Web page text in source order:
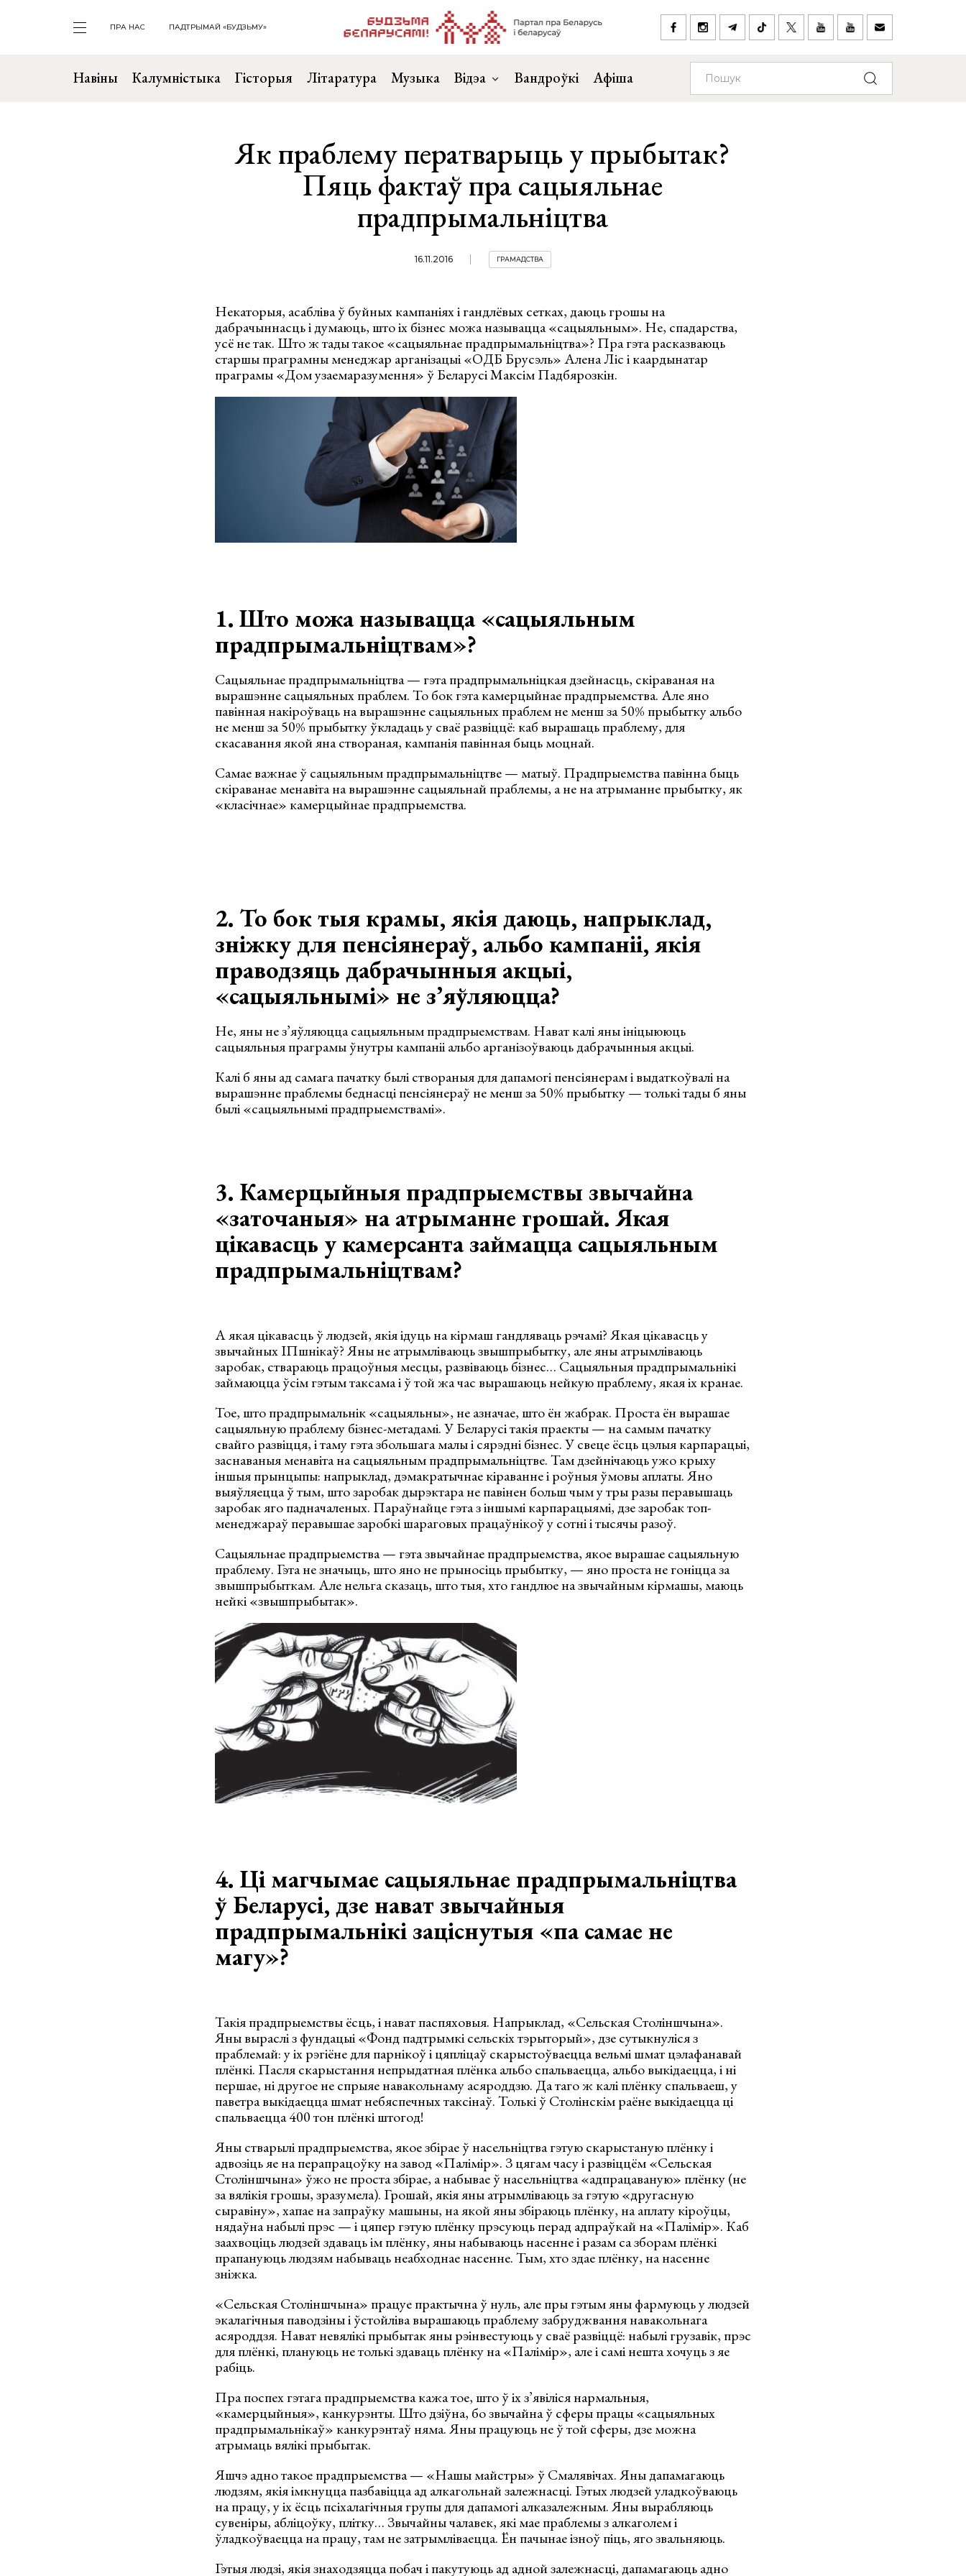
ПРА НАС ПАДТРЫМАЙ «БУДЗЬМУ»
Навіны Калумністыка Гісторыя Літаратура Музыка Відэа Вандроўкі Афіша
Як праблему ператварыць у прыбытак?
Пяць фактаў пра сацыяльнае
прадпрымальніцтва
16.11.2016 ГРАМАДСТВА
Некаторыя, асабліва ў буйных кампаніях і гандлёвых сетках, даюць грошы на
дабрачыннасць і думаюць, што іх бізнес можа называцца «сацыяльным». Не, спадарства,
усё не так. Што ж тады такое «сацыяльнае прадпрымальніцтва»? Пра гэта расказваюць
старшы праграмны менеджар арганізацыі «ОДБ Брусэль» Алена Ліс і каардынатар
праграмы «Дом узаемаразумення» ў Беларусі Максім Падбярозкін.
1. Што можа называцца «сацыяльным
прадпрымальніцтвам»?
Сацыяльнае прадпрымальніцтва — гэта прадпрымальніцкая дзейнасць, скіраваная на
вырашэнне сацыяльных праблем. То бок гэта камерцыйнае прадпрыемства. Але яно
павінная накіроўваць на вырашэнне сацыяльных праблем не менш за 50% прыбытку альбо
не менш за 50% прыбытку ўкладаць у сваё развіццё: каб вырашаць праблему, для
скасавання якой яна створаная, кампанія павінная быць моцнай.
Самае важнае ў сацыяльным прадпрымальніцтве — матыў. Прадпрыемства павінна быць
скіраванае менавіта на вырашэнне сацыяльнай праблемы, а не на атрыманне прыбытку, як
«класічнае» камерцыйнае прадпрыемства.
2. То бок тыя крамы, якія даюць, напрыклад,
зніжку для пенсіянераў, альбо кампаніі, якія
праводзяць дабрачынныя акцыі,
«сацыяльнымі» не з’яўляюцца?
Не, яны не з’яўляюцца сацыяльным прадпрыемствам. Нават калі яны ініцыююць
сацыяльныя праграмы ўнутры кампаніі альбо арганізоўваюць дабрачынныя акцыі.
Калі б яны ад самага пачатку былі створаныя для дапамогі пенсіянерам і выдаткоўвалі на
вырашэнне праблемы беднасці пенсіянераў не менш за 50% прыбытку — толькі тады б яны
былі «сацыяльнымі прадпрыемствамі».
3. Камерцыйныя прадпрыемствы звычайна
«заточаныя» на атрыманне грошай. Якая
цікавасць у камерсанта займацца сацыяльным
прадпрымальніцтвам?
А якая цікавасць ў людзей, якія ідуць на кірмаш гандляваць рэчамі? Якая цікавасць у
звычайных ІПшнікаў? Яны не атрымліваюць звышпрыбытку, але яны атрымліваюць
заробак, ствараюць працоўныя месцы, развіваюць бізнес… Сацыяльныя прадпрымальнікі
займаюцца ўсім гэтым таксама і ў той жа час вырашаюць нейкую праблему, якая іх кранае.
Тое, што прадпрымальнік «сацыяльны», не азначае, што ён жабрак. Проста ён вырашае
сацыяльную праблему бізнес-метадамі. У Беларусі такія праекты — на самым пачатку
свайго развіцця, і таму гэта збольшага малы і сярэдні бізнес. У свеце ёсць цэлыя карпарацыі,
заснаваныя менавіта на сацыяльным прадпрымальніцтве. Там дзейнічаюць ужо крыху
іншыя прынцыпы: напрыклад, дэмакратычнае кіраванне і роўныя ўмовы аплаты. Яно
выяўляецца ў тым, што заробак дырэктара не павінен больш чым у тры разы перавышаць
заробак яго падначаленых. Параўнайце гэта з іншымі карпарацыямі, дзе заробак топ-
менеджараў перавышае заробкі шараговых працаўнікоў у сотні і тысячы разоў.
Сацыяльнае прадпрыемства — гэта звычайнае прадпрыемства, якое вырашае сацыяльную
праблему. Гэта не значыць, што яно не прыносіць прыбытку, — яно проста не гоніцца за
звышпрыбыткам. Але нельга сказаць, што тыя, хто гандлюе на звычайным кірмашы, маюць
нейкі «звышпрыбытак».
4. Ці магчымае сацыяльнае прадпрымальніцтва
ў Беларусі, дзе нават звычайныя
прадпрымальнікі заціснутыя «па самае не
магу»?
Такія прадпрыемствы ёсць, і нават паспяховыя. Напрыклад, «Сельская Століншчына».
Яны выраслі з фундацыі «Фонд падтрымкі сельскіх тэрыторый», дзе сутыкнуліся з
праблемай: у іх рэгіёне для парнікоў і цяпліцаў скарыстоўваецца вельмі шмат цэлафанавай
плёнкі. Пасля скарыстання непрыдатная плёнка альбо спальваецца, альбо выкідаецца, і ні
першае, ні другое не спрыяе навакольнаму асяроддзю. Да таго ж калі плёнку спальваеш, у
паветра выкідаецца шмат небяспечных таксінаў. Толькі ў Столінскім раёне выкідаецца ці
спальваецца 400 тон плёнкі штогод!
Яны стварылі прадпрыемства, якое збірае ў насельніцтва гэтую скарыстаную плёнку і
адвозіць яе на перапрацоўку на завод «Палімір». З цягам часу і развіццём «Сельская
Століншчына» ўжо не проста збірае, а набывае ў насельніцтва «адпрацаваную» плёнку (не
за вялікія грошы, зразумела). Грошай, якія яны атрымліваюць за гэтую «другасную
сыравіну», хапае на запраўку машыны, на якой яны збіраюць плёнку, на аплату кіроўцы,
нядаўна набылі прэс — і цяпер гэтую плёнку прэсуюць перад адпраўкай на «Палімір». Каб
заахвоціць людзей здаваць ім плёнку, яны набываюць насенне і разам са зборам плёнкі
прапануюць людзям набываць неабходнае насенне. Тым, хто здае плёнку, на насенне
зніжка.
«Сельская Століншчына» працуе практычна ў нуль, але пры гэтым яны фармуюць у людзей
экалагічныя паводзіны і ўстойліва вырашаюць праблему забруджвання навакольнага
асяроддзя. Нават невялікі прыбытак яны рэінвестуюць у сваё развіццё: набылі грузавік, прэс
для плёнкі, плануюць не толькі здаваць плёнку на «Палімір», але і самі нешта хочуць з яе
рабіць.
Пра поспех гэтага прадпрыемства кажа тое, што ў іх з’явіліся нармальныя,
«камерцыйныя», канкурэнты. Што дзіўна, бо звычайна ў сферы працы «сацыяльных
прадпрымальнікаў» канкурэнтаў няма. Яны працуюць не ў той сферы, дзе можна
атрымаць вялікі прыбытак.
Яшчэ адно такое прадпрыемства — «Нашы майстры» ў Смалявічах. Яны дапамагаюць
людзям, якія імкнуцца пазбавіцца ад алкагольнай залежнасці. Гэтых людзей уладкоўваюць
на працу, у іх ёсць псіхалагічныя групы для дапамогі алказалежным. Яны вырабляюць
сувеніры, абліцоўку, плітку… Звычайны чалавек, які мае праблемы з алкаголем і
ўладкоўваецца на працу, там не затрымліваецца. Ён пачынае ізноў піць, яго звальняюць.
Гэтыя людзі, якія знаходзяцца побач і пакутуюць ад адной залежнасці, дапамагаюць адно